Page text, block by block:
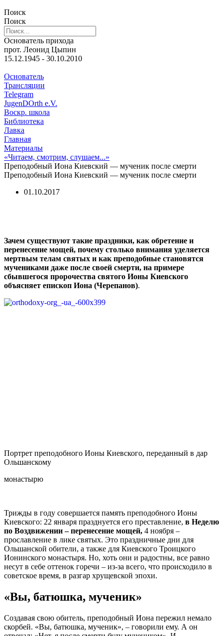
Поиск
Поиск
Основатель прихода
прот. Леонид Цыпин
15.12.1945 - 30.10.2010
Основатель
Трансляции
Telegram
JugenDOrth e.V.
Воскр. школа
Библиотека
Лавка
Главная
Материалы
«Читаем, смотрим, слушаем...»
Преподобный Иона Киевский — мученик после смерти
Преподобный Иона Киевский — мученик после смерти
01.10.2017
Зачем существуют такие праздники, как обретение и
перенесение мощей, почему столько внимания уделяется
мертвым телам святых и как преподобные становятся
мучениками даже после своей смерти, на примере
сбывшегося пророчества святого Ионы Киевского
объясняет епископ Иона (Черепанов).
Портрет преподобного Ионы Киевского, переданный в дар
Ольшанскому
монастырю
Трижды в году совершается память преподобного Ионы
Киевского: 22 января празднуется его преставление, в Неделю
по Воздвижении – перенесение мощей, 4 ноября –
прославление в лике святых. Это праздничные дни для
Ольшанской обители, а также для Киевского Троицкого
Ионинского монастыря. Но, хоть они и радостны, все равно
несут в себе оттенок горечи – из-за всего, что происходило в
советское время, в разгар хрущевской эпохи.
«Вы, батюшка, мученик»
Создавая свою обитель, преподобный Иона пережил немало
скорбей. «Вы, батюшка, мученик», – говорили ему. А он